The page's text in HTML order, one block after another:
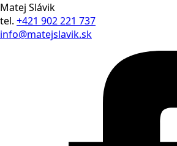
Matej Slávik
tel. +421 902 221 737
info@matejslavik.sk